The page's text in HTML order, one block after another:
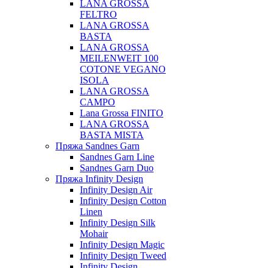
LANA GROSSA
FELTRO
LANA GROSSA
BASTA
LANA GROSSA
MEILENWEIT 100
COTONE VEGANO
ISOLA
LANA GROSSA
CAMPO
Lana Grossa FINITO
LANA GROSSA
BASTA MISTA
Пряжа Sandnes Garn
Sandnes Garn Line
Sandnes Garn Duo
Пряжа Infinity Design
Infinity Design Air
Infinity Design Cotton
Linen
Infinity Design Silk
Mohair
Infinity Design Magic
Infinity Design Tweed